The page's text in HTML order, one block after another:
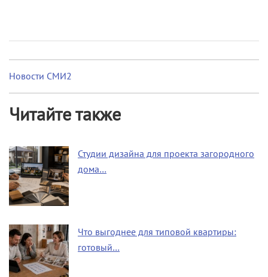
Новости СМИ2
Читайте также
Студии дизайна для проекта загородного
дома…
Что выгоднее для типовой квартиры:
готовый…